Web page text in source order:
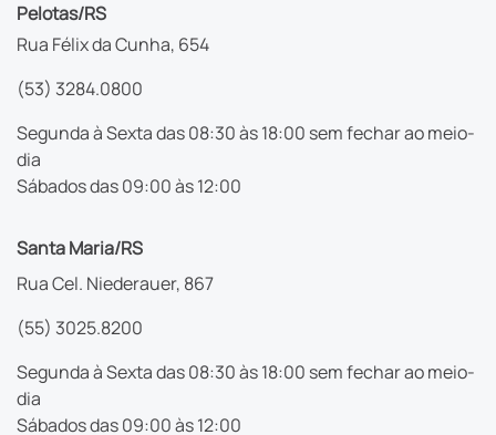
Pelotas/RS
Rua Félix da Cunha, 654
(53) 3284.0800
Segunda à Sexta das 08:30 às 18:00 sem fechar ao meio-
dia
Sábados das 09:00 às 12:00
Santa Maria/RS
Rua Cel. Niederauer, 867
(55) 3025.8200
Segunda à Sexta das 08:30 às 18:00 sem fechar ao meio-
dia
Sábados das 09:00 às 12:00